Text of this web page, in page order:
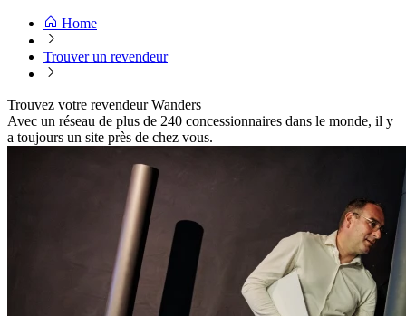
Home
Trouver un revendeur
Trouvez votre revendeur Wanders
Avec un réseau de plus de 240 concessionnaires dans le monde, il y
a toujours un site près de chez vous.